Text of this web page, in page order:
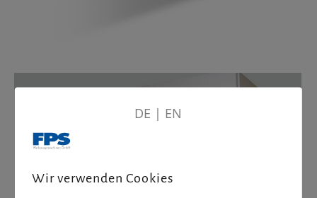
DE | EN
Wir verwenden Cookies